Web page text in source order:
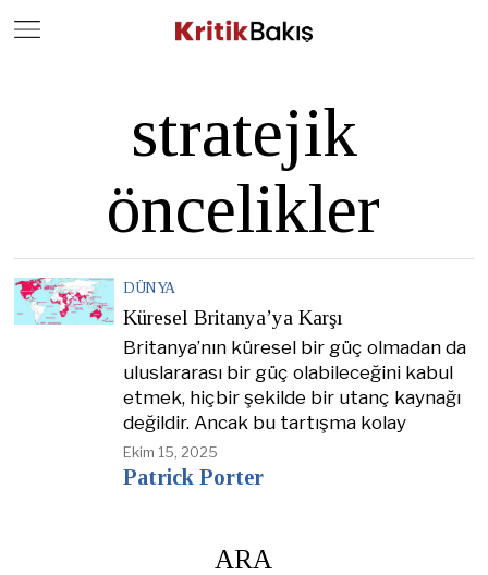
stratejik
öncelikler
DÜNYA
Küresel Britanya’ya Karşı
Britanya’nın küresel bir güç olmadan da
uluslararası bir güç olabileceğini kabul
etmek, hiçbir şekilde bir utanç kaynağı
değildir. Ancak bu tartışma kolay
Ekim 15, 2025
Patrick Porter
ARA